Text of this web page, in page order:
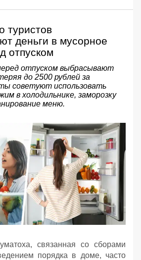
туристов
деньги в мусорное
отпуском
отпуском выбрасывают
до 2500 рублей за
советуют использовать
в холодильнике, заморозку
меню.
связанная со сборами
порядка в доме, часто